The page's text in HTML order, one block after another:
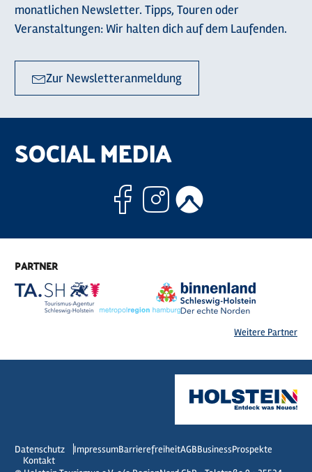
monatlichen Newsletter. Tipps, Touren oder
Veranstaltungen: Wir halten dich auf dem Laufenden.
Zur Newsletteranmeldung
SOCIAL MEDIA
Facebook
Instagram
PARTNER
Weitere Partner
Datenschutz ImpressumBarrierefreiheitAGBBusinessProspekte
Kontakt